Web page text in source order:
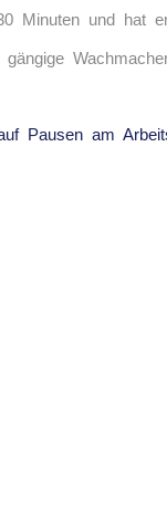
Minuten und hat
Pausen am